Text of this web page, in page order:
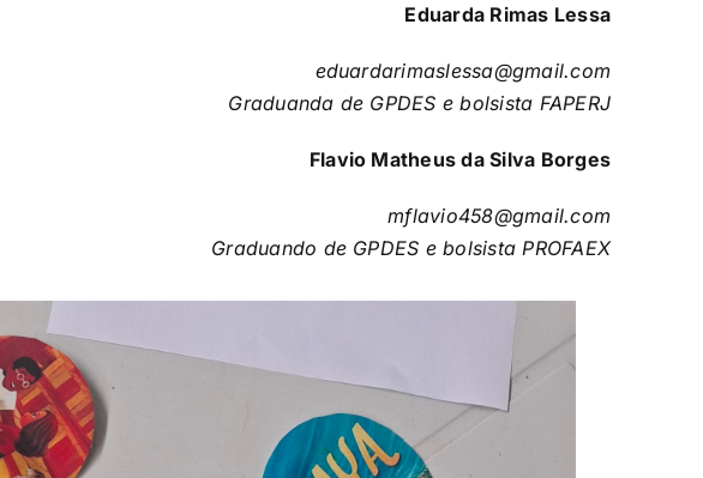
Eduarda Rimas Lessa
eduardarimaslessa@gmail.com
Graduanda de GPDES e bolsista FAPERJ
Flavio Matheus da Silva Borges
mflavio458@gmail.com
Graduando de GPDES e bolsista PROFAEX